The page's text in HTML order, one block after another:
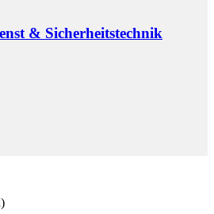
& Sicherheitstechnik